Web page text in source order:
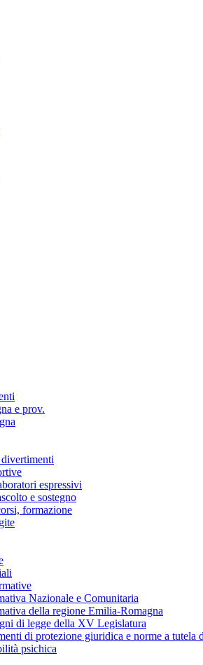
e prov.
espressivi
e sostegno
formazione
Nazionale e Comunitaria
della regione Emilia-Romagna
di legge della XV Legislatura
di protezione giuridica e norme a tutela
psichica